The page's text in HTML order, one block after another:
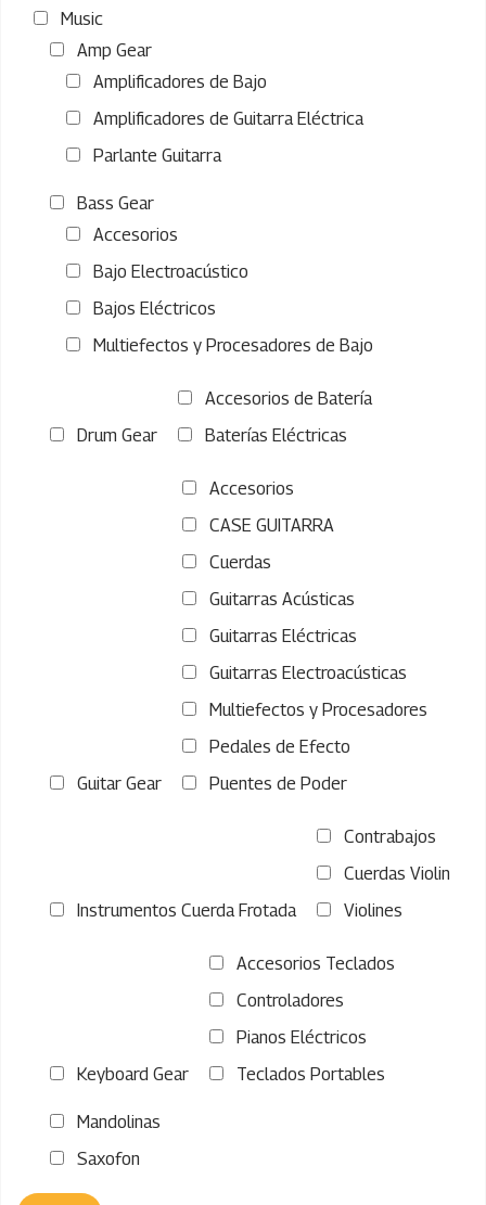
Music
Amp Gear
Amplificadores de Bajo
Amplificadores de Guitarra Eléctrica
Parlante Guitarra
Bass Gear
Accesorios
Bajo Electroacústico
Bajos Eléctricos
Multiefectos y Procesadores de Bajo
Drum Gear
Accesorios de Batería
Baterías Eléctricas
Guitar Gear
Accesorios
CASE GUITARRA
Cuerdas
Guitarras Acústicas
Guitarras Eléctricas
Guitarras Electroacústicas
Multiefectos y Procesadores
Pedales de Efecto
Puentes de Poder
Instrumentos Cuerda Frotada
Contrabajos
Cuerdas Violin
Violines
Keyboard Gear
Accesorios Teclados
Controladores
Pianos Eléctricos
Teclados Portables
Mandolinas
Saxofon